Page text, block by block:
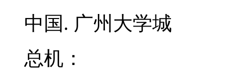
中国. 广州大学城
总机：